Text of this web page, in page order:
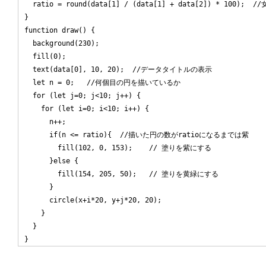
ratio = round(data[1] / (data[1] + data[2]) * 100);  //女
}
function draw() {
  background(230);
  fill(0);
  text(data[0], 10, 20);  //データタイトルの表示
  let n = 0;   //何個目の円を描いているか
  for (let j=0; j<10; j++) {
    for (let i=0; i<10; i++) {
      n++;
      if(n <= ratio){  //描いた円の数がratioになるまでは紫
        fill(102, 0, 153);    // 塗りを紫にする
      }else {
        fill(154, 205, 50);   // 塗りを黄緑にする
      }
      circle(x+i*20, y+j*20, 20);
    }
  }